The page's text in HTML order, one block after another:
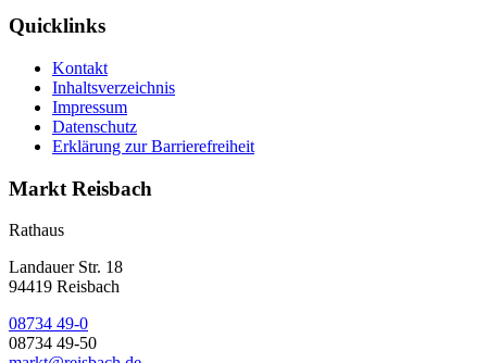
Quicklinks
Kontakt
Inhaltsverzeichnis
Impressum
Datenschutz
Erklärung zur Barrierefreiheit
Markt Reisbach
Rathaus
Landauer Str. 18
94419 Reisbach
08734 49-0
08734 49-50